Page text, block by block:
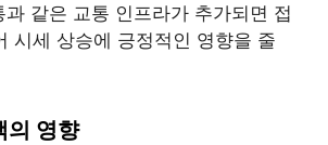
과 같은 교통 인프라가 추가되면 접
시세 상승에 긍정적인 영향을 줄
의 영향